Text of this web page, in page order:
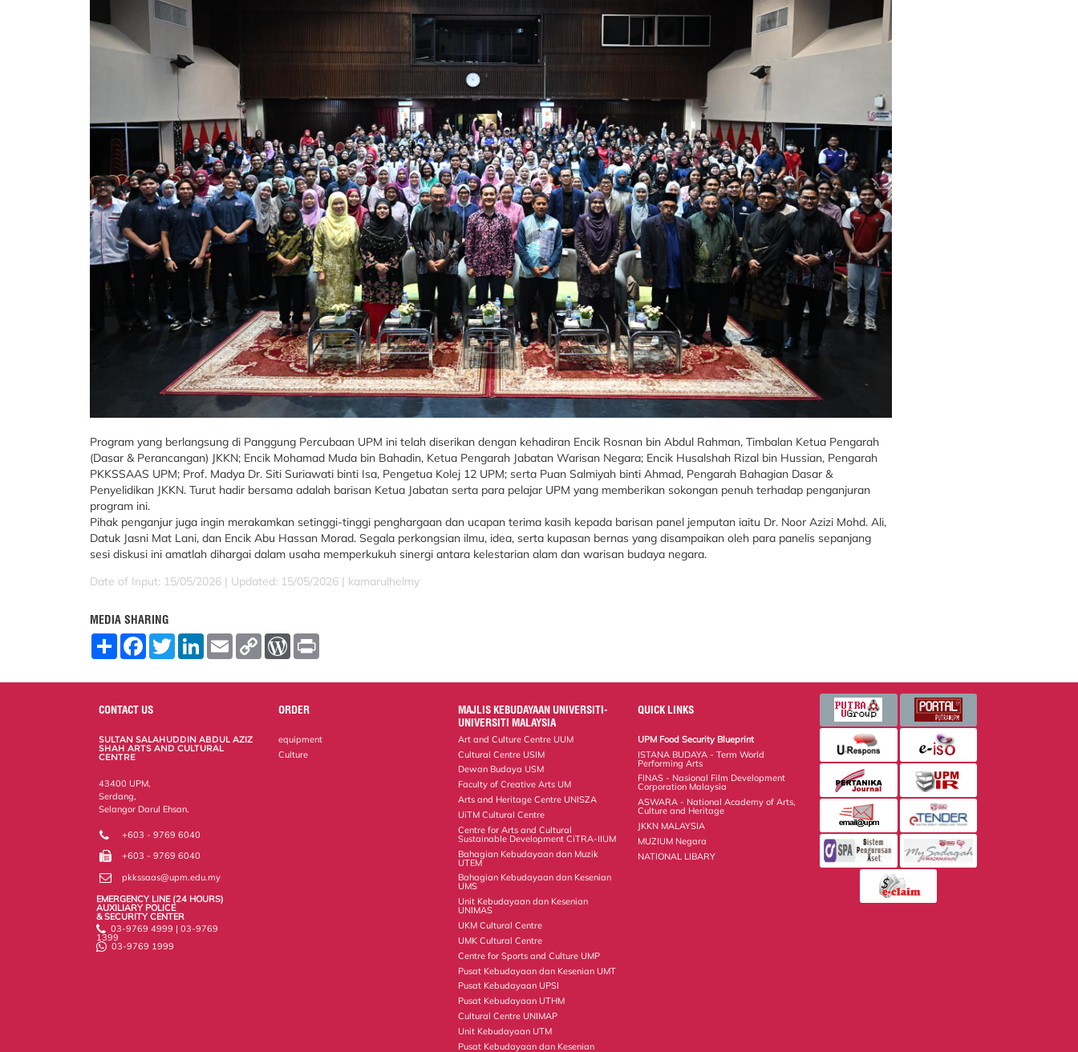
Program yang berlangsung di Panggung Percubaan UPM ini telah diserikan dengan kehadiran Encik Rosnan bin Abdul Rahman, Timbalan Ketua Pengarah
(Dasar & Perancangan) JKKN; Encik Mohamad Muda bin Bahadin, Ketua Pengarah Jabatan Warisan Negara; Encik Husalshah Rizal bin Hussian, Pengarah
PKKSSAAS UPM; Prof. Madya Dr. Siti Suriawati binti Isa, Pengetua Kolej 12 UPM; serta Puan Salmiyah binti Ahmad, Pengarah Bahagian Dasar &
Penyelidikan JKKN. Turut hadir bersama adalah barisan Ketua Jabatan serta para pelajar UPM yang memberikan sokongan penuh terhadap penganjuran
program ini.
Pihak penganjur juga ingin merakamkan setinggi-tinggi penghargaan dan ucapan terima kasih kepada barisan panel jemputan iaitu Dr. Noor Azizi Mohd. Ali,
Datuk Jasni Mat Lani, dan Encik Abu Hassan Morad. Segala perkongsian ilmu, idea, serta kupasan bernas yang disampaikan oleh para panelis sepanjang
sesi diskusi ini amatlah dihargai dalam usaha memperkukuh sinergi antara kelestarian alam dan warisan budaya negara.
Date of Input: 15/05/2026 | Updated: 15/05/2026 | kamarulhelmy
MEDIA SHARING
S
F
o
o
T
w
L
E
m
C
W
r
e
s
CONTACT US
SULTAN SALAHUDDIN ABDUL AZIZ
SHAH ARTS AND CULTURAL
CENTRE
43400 UPM,
Serdang,
Selangor Darul Ehsan.
+603 - 9769 6040
+603 - 9769 6040
pkkssaas@upm.edu.my
EMERGENCY LINE (24 HOURS)
AUXILIARY POLICE
& SECURITY CENTER
03-9769 4999 | 03-9769
1399
03-9769 1999
ORDER
equipment
Culture
MAJLIS KEBUDAYAAN UNIVERSITI-
UNIVERSITI MALAYSIA
Art and Culture Centre UUM
Cultural Centre USIM
Dewan Budaya USM
Faculty of Creative Arts UM
Arts and Heritage Centre UNISZA
UiTM Cultural Centre
Centre for Arts and Cultural
Sustainable Development CiTRA-IIUM
Bahagian Kebudayaan dan Muzik
UTEM
Bahagian Kebudayaan dan Kesenian
UMS
Unit Kebudayaan dan Kesenian
UNIMAS
UKM Cultural Centre
UMK Cultural Centre
Centre for Sports and Culture UMP
Pusat Kebudayaan dan Kesenian UMT
Pusat Kebudayaan UPSI
Pusat Kebudayaan UTHM
Cultural Centre UNIMAP
Unit Kebudayaan UTM
Pusat Kebudayaan dan Kesenian
QUICK LINKS
UPM Food Security Blueprint
ISTANA BUDAYA - Term World
Performing Arts
FINAS - Nasional Film Development
Corporation Malaysia
ASWARA - National Academy of Arts,
Culture and Heritage
JKKN MALAYSIA
MUZIUM Negara
NATIONAL LIBARY